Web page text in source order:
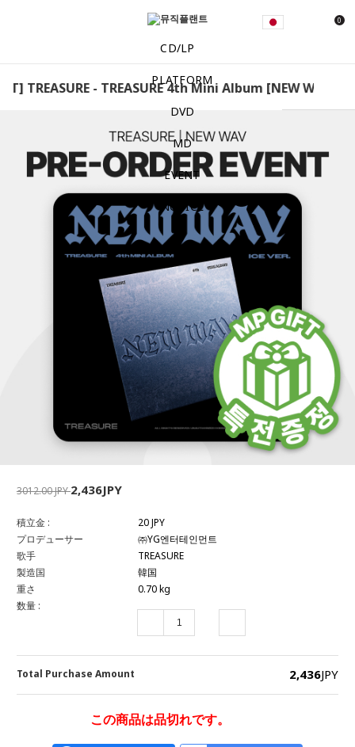
0
CD/LP
PLATFORM
DVD
MD
EVENT
NOTICE
TREASURE - TREASURE 4th Mini Album [NEW WAV]
3012.00 JPY2,436JPY
積立金 :
20 JPY
プロデューサー
㈜YG엔터테인먼트
歌手
TREASURE
製造国
韓国
重さ
0.70 kg
数量 :
Total Purchase Amount 2,436JPY
この商品は品切れです。